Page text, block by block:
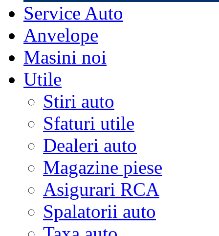
Service Auto
Anvelope
Masini noi
Utile
Stiri auto
Sfaturi utile
Dealeri auto
Magazine piese
Asigurari RCA
Spalatorii auto